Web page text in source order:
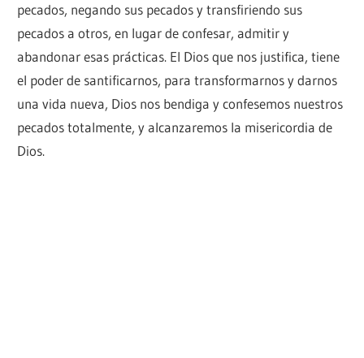
pecados, negando sus pecados y transfiriendo sus
pecados a otros, en lugar de confesar, admitir y
abandonar esas prácticas. El Dios que nos justifica, tiene
el poder de santificarnos, para transformarnos y darnos
una vida nueva, Dios nos bendiga y confesemos nuestros
pecados totalmente, y alcanzaremos la misericordia de
Dios.